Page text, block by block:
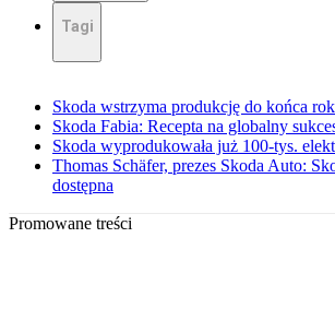
Tagi
Skoda wstrzyma produkcję do końca
Skoda Fabia: Recepta na globalny
Skoda wyprodukowała już 100-tys.
Thomas Schäfer, prezes Skoda Auto:
dostępna
Promowane treści